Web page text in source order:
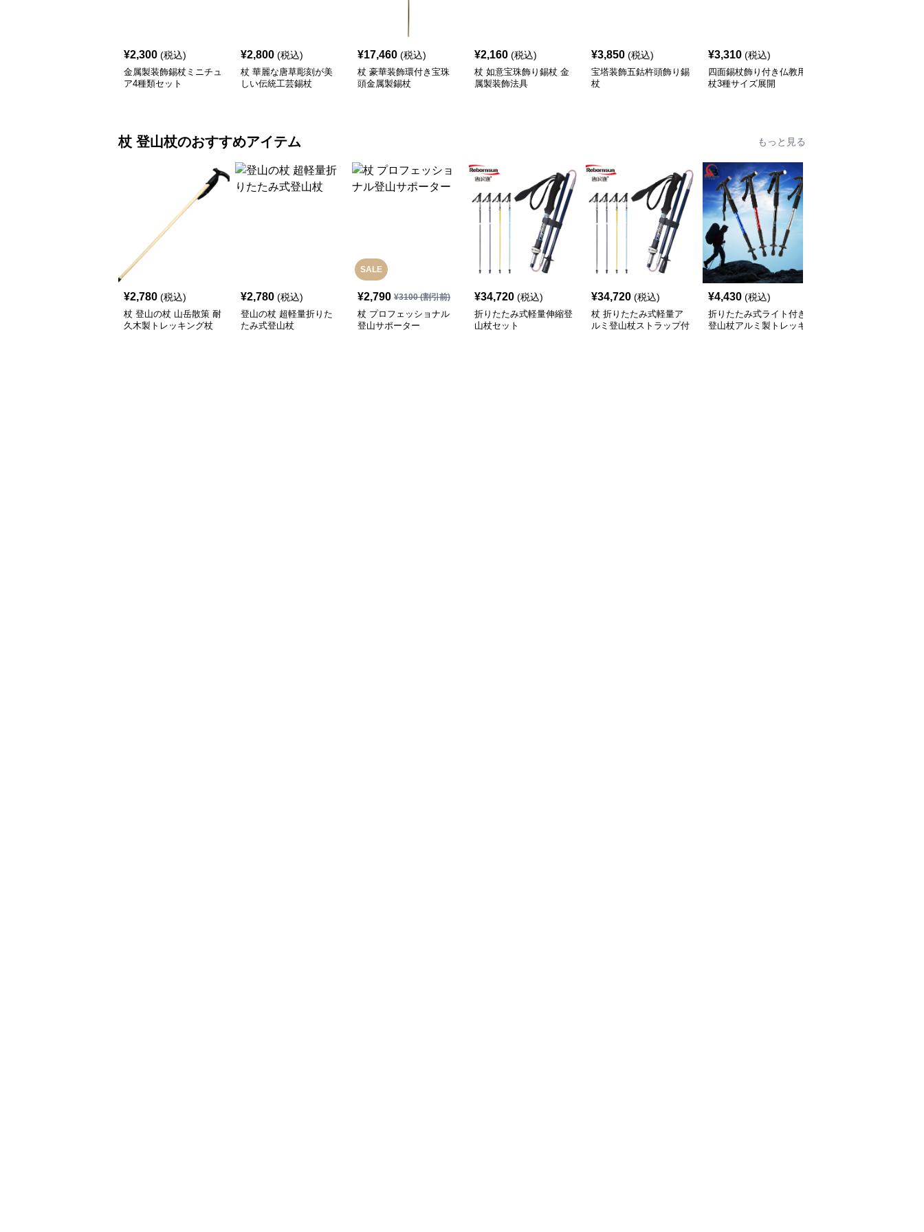
¥2,300 (税込)
金属製装飾錫杖ミニチュ
ア4種類セット
¥2,800 (税込)
杖 華麗な唐草彫刻が美
しい伝統工芸錫杖
¥17,460 (税込)
杖 豪華装飾環付き宝珠
頭金属製錫杖
¥2,160 (税込)
杖 如意宝珠飾り錫杖 金
属製装飾法具
¥3,850 (税込)
宝塔装飾五鈷杵頭飾り錫
杖
¥3,310 (税込)
四面錫杖飾り付き仏教用
杖3種サイズ展開
杖 登山杖のおすすめアイテム もっと見る
¥2,780 (税込)
杖 登山の杖 山岳散策 耐
久木製トレッキング杖
¥2,780 (税込)
登山の杖 超軽量折りた
たみ式登山杖
SALE
¥2,790 ¥3100(割引前)
杖 プロフェッショナル
登山サポーター
¥34,720 (税込)
折りたたみ式軽量伸縮登
山杖セット
¥34,720 (税込)
杖 折りたたみ式軽量ア
ルミ登山杖ストラップ付
¥4,430 (税込)
折りたたみ式ライト付き
登山杖アルミ製トレッキ